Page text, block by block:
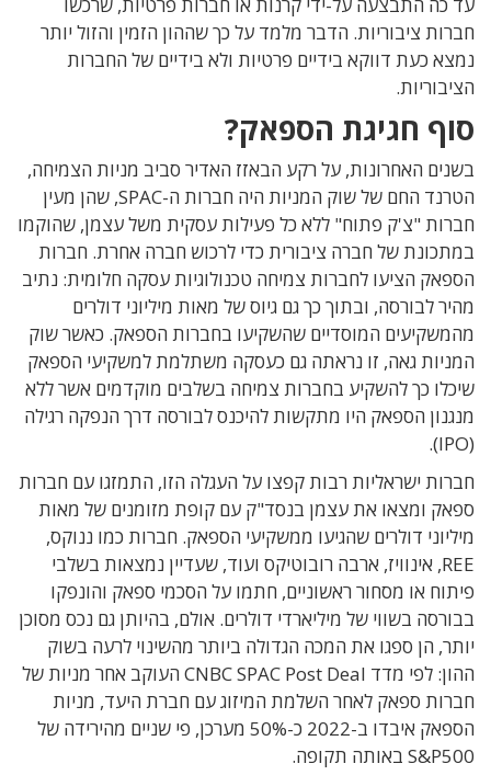
חברות ציבוריות. הדבר מלמד על כך שההון הזמין והזול יותר
נמצא כעת דווקא בידיים פרטיות ולא בידיים של החברות
הציבוריות.
סוף חגיגת הספאק?
בשנים האחרונות, על רקע הבאזז האדיר סביב מניות הצמיחה,
הטרנד החם של שוק המניות היה חברות ה-SPAC, שהן מעין
חברות "צ'ק פתוח" ללא כל פעילות עסקית משל עצמן, שהוקמו
במתכונת של חברה ציבורית כדי לרכוש חברה אחרת. חברות
הספאק הציעו לחברות צמיחה טכנולוגיות עסקה חלומית: נתיב
מהיר לבורסה, ובתוך כך גם גיוס של מאות מיליוני דולרים
מהמשקיעים המוסדיים שהשקיעו בחברות הספאק. כאשר שוק
המניות גאה, זו נראתה גם כעסקה משתלמת למשקיעי הספאק
שיכלו כך להשקיע בחברות צמיחה בשלבים מוקדמים אשר ללא
מנגנון הספאק היו מתקשות להיכנס לבורסה דרך הנפקה רגילה
(IPO).
חברות ישראליות רבות קפצו על העגלה הזו, התמזגו עם חברות
ספאק ומצאו את עצמן בנסד"ק עם קופת מזומנים של מאות
מיליוני דולרים שהגיעו ממשקיעי הספאק. חברות כמו ננוקס,
REE, אינוויז, ארבה רובוטיקס ועוד, שעדיין נמצאות בשלבי
פיתוח או מסחור ראשוניים, חתמו על הסכמי ספאק והונפקו
בבורסה בשווי של מיליארדי דולרים. אולם, בהיותן גם נכס מסוכן
יותר, הן ספגו את המכה הגדולה ביותר מהשינוי לרעה בשוק
ההון: לפי מדד CNBC SPAC Post Deal העוקב אחר מניות של
חברות ספאק לאחר השלמת המיזוג עם חברת היעד, מניות
הספאק איבדו ב-2022 כ-50% מערכן, פי שניים מהירידה של
S&P500 באותה תקופה.